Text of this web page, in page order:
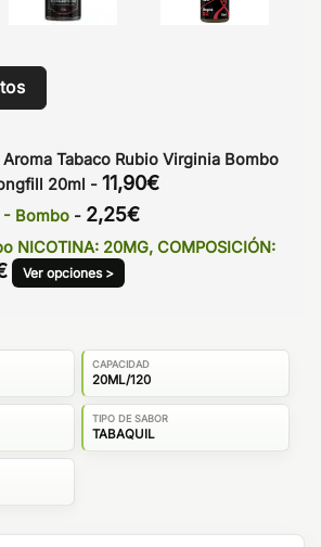
Tabaco Rubio Virginia Bombo
20ml - 11,90€
- Bombo - 2,25€
NICOTINA: 20MG, COMPOSICIÓN:
Ver opciones >
CAPACIDAD
20ML/120
TIPO DE SABOR
TABAQUIL